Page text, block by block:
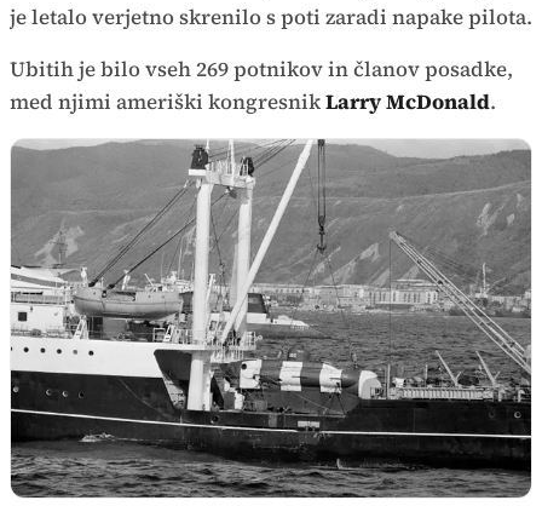
je letalo verjetno skrenilo s poti zaradi napake pilota.
Ubitih je bilo vseh 269 potnikov in članov posadke,
med njimi ameriški kongresnikLarry McDonald.